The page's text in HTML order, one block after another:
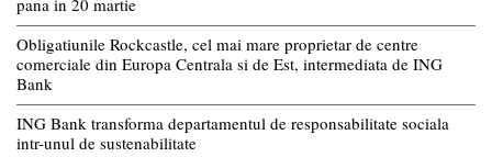
pana in 20 martie
Obligatiunile Rockcastle, cel mai mare proprietar de centre
comerciale din Europa Centrala si de Est, intermediata de ING
Bank
ING Bank transforma departamentul de responsabilitate sociala
intr-unul de sustenabilitate